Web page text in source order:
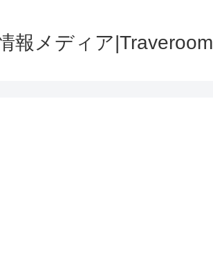
報メディア|Traveroom